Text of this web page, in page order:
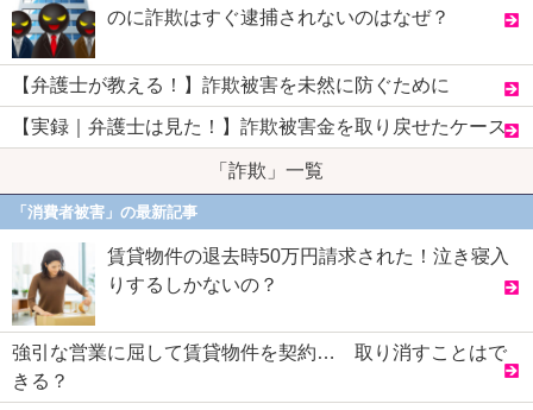
のに詐欺はすぐ逮捕されないのはなぜ？
【弁護士が教える！】詐欺被害を未然に防ぐために
【実録｜弁護士は見た！】詐欺被害金を取り戻せたケース
「詐欺」一覧
「消費者被害」の最新記事
賃貸物件の退去時50万円請求された！泣き寝入
りするしかないの？
強引な営業に屈して賃貸物件を契約… 取り消すことはで
きる？